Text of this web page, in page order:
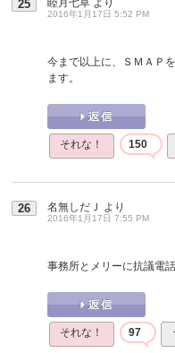
25
2016年1月17日 5:52 PM
今まで以上に、ＳＭＡＰ
ます。
それな！ 150
26 名無しだＪ より
2016年1月17日 7:55 PM
事務所とメリーに抗議電話
それな！ 97